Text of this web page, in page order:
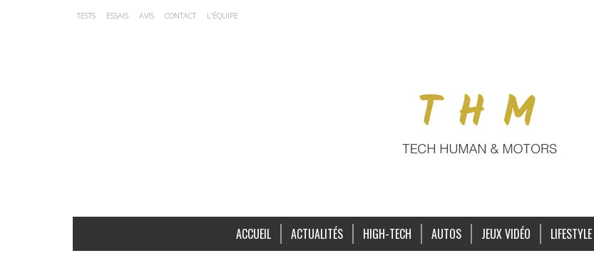
TESTS ESSAIS AVIS CONTACT L’ÉQUIPE
ACCUEIL ACTUALITÉS HIGH-TECH AUTOS JEUX VIDÉO LIFESTYLE